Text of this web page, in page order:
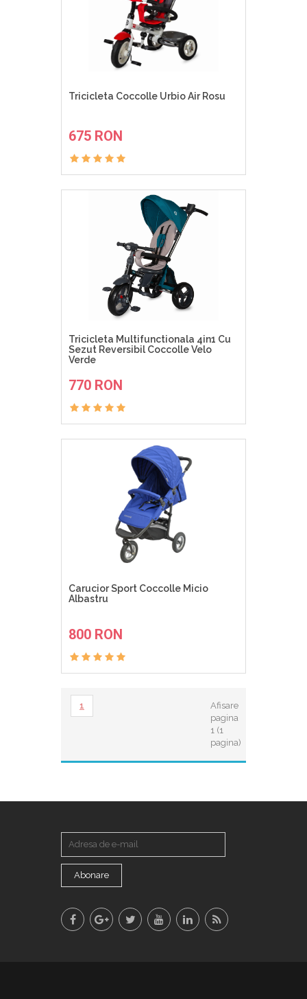
Tricicleta Coccolle Urbio Air Rosu
675 RON
Tricicleta Multifunctionala 4in1 Cu
Sezut Reversibil Coccolle Velo
Verde
770 RON
Carucior Sport Coccolle Micio
Albastru
800 RON
1
Afisare
pagina
1 (1
pagina)
Abonare